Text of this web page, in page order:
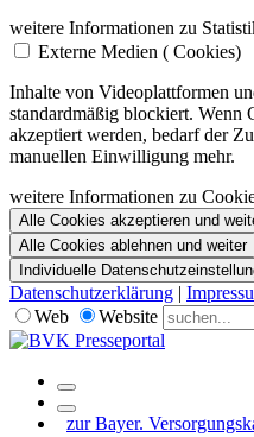
weitere Informationen zu
Externe Medien ( Cookies)
Inhalte von Videoplattformen
standardmäßig blockiert. Wenn
akzeptiert werden, bedarf der
manuellen Einwilligung mehr.
weitere Informationen zu
Alle Cookies akzeptieren und
Alle Cookies ablehnen und weiter
Individuelle
Datenschutzerklärung |
Web
Website
zur Bayer.